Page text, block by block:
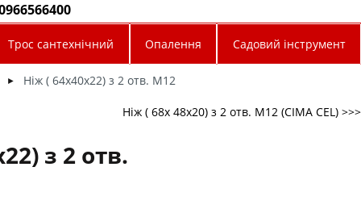
Трос сантехнічний Опалення Садовий інструмент
► Ніж ( 64х40х22) з 2 отв. М12
Ніж ( 68х 48х20) з 2 отв. М12 (СIMA CEL) >>>
з 2 отв.